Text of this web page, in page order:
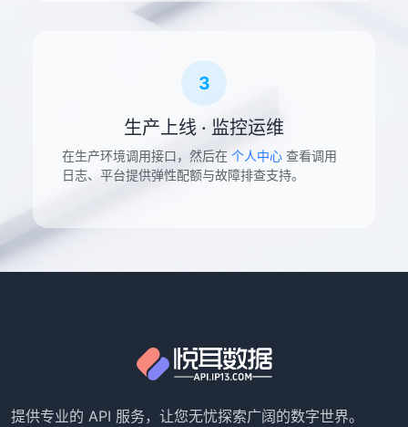
3
生产上线 · 监控运维
在生产环境调用接口，然后在 个人中心 查看调用
日志、平台提供弹性配额与故障排查支持。
提供专业的 API 服务，让您无忧探索广阔的数字世界。